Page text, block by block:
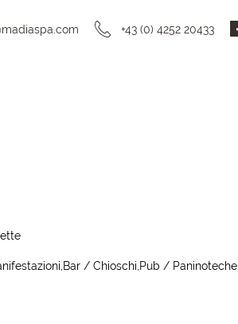
+43 (0) 4252 20433
Bar / Chioschi Pub / Paninoteche